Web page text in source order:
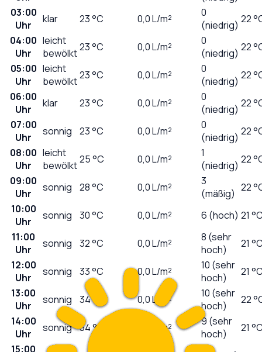
03:00
Uhr
klar 23°C 0,0L/m²
0
(niedrig) 22
04:00
Uhr
leicht
bewölkt23°C 0,0L/m²
0
(niedrig) 22
05:00
Uhr
leicht
bewölkt23°C 0,0L/m²
0
(niedrig) 22
06:00
Uhr
klar 23°C 0,0L/m²
0
(niedrig) 22
07:00
Uhr
sonnig 23°C 0,0L/m²
0
(niedrig) 22
08:00
Uhr
leicht
bewölkt25°C 0,0L/m²
1
(niedrig) 22
09:00
Uhr
sonnig 28°C 0,0L/m²
3
(mäßig) 22
10:00
Uhr
sonnig 30°C 0,0L/m² 6 (hoch) 21
11:00
Uhr
sonnig 32°C 0,0L/m²
8 (sehr
hoch)
21
12:00
Uhr
sonnig 33°C 0,0L/m²
10 (sehr
hoch)
21
13:00
Uhr
sonnig 34°C 0,0L/m²
10 (sehr
hoch)
22
14:00
Uhr
sonnig 34°C L/m²
9 (sehr
hoch)
21
15:00